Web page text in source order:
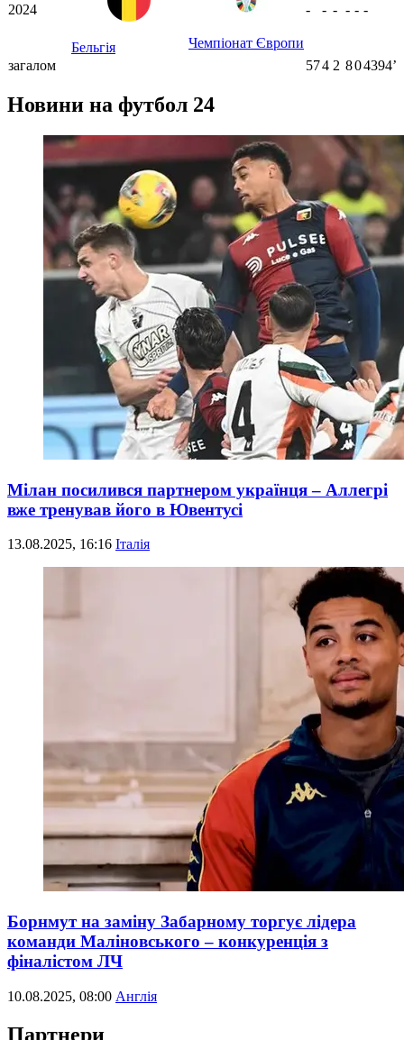
2024
Бельгія Чемпіонат Європи
- - - - - -
загалом 574 2 804394ʼ
Новини на футбол 24
Мілан посилився партнером українця – Аллегрі
вже тренував його в Ювентусі
13.08.2025, 16:16 Італія
Борнмут на заміну Забарному торгує лідера
команди Маліновського – конкуренція з
фіналістом ЛЧ
10.08.2025, 08:00 Англія
Партнери